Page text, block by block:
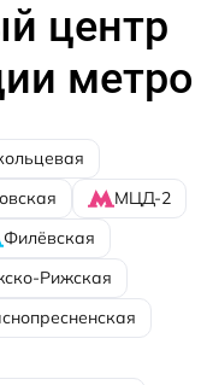
центр
метро
МЦД-2
Филёвская
Рижская